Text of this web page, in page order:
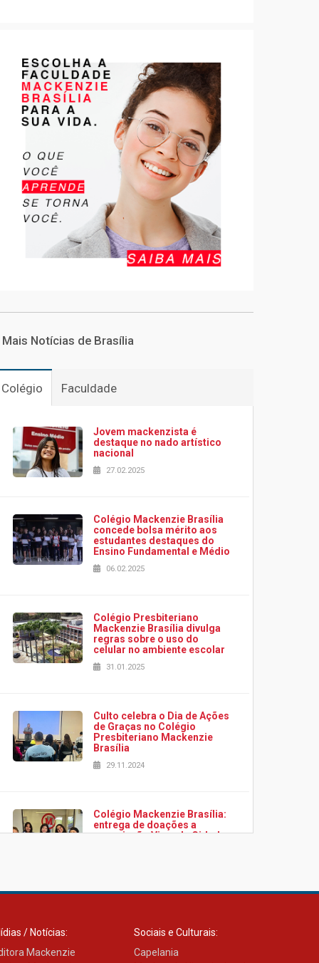
Mais Notícias de Brasília
Colégio Faculdade
Jovem mackenzista é
destaque no nado artístico
nacional
27.02.2025
Colégio Mackenzie Brasília
concede bolsa mérito aos
estudantes destaques do
Ensino Fundamental e Médio
06.02.2025
Colégio Presbiteriano
Mackenzie Brasília divulga
regras sobre o uso do
celular no ambiente escolar
31.01.2025
Culto celebra o Dia de Ações
de Graças no Colégio
Presbiteriano Mackenzie
Brasília
29.11.2024
Colégio Mackenzie Brasília:
entrega de doações a
associação Viver da Cidade
curso gratuito de inglês para
/ Notícias:
Mackenzie
Sociais e Culturais:
Capelania